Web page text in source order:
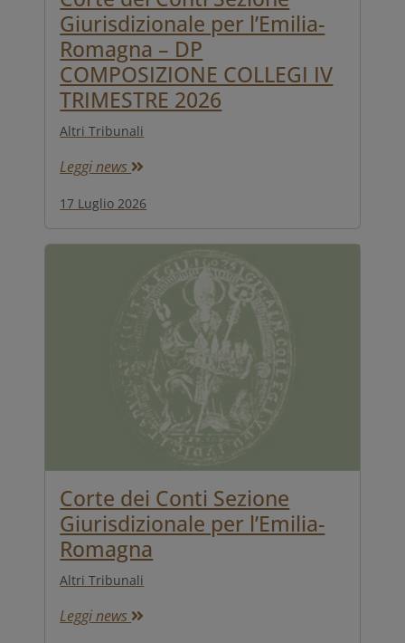
Giurisdizionale per l’Emilia-
Romagna – DP
COMPOSIZIONE COLLEGI IV
TRIMESTRE 2026
Altri Tribunali
Leggi news
17 Luglio 2026
Corte dei Conti Sezione
Giurisdizionale per l’Emilia-
Romagna
Altri Tribunali
Leggi news